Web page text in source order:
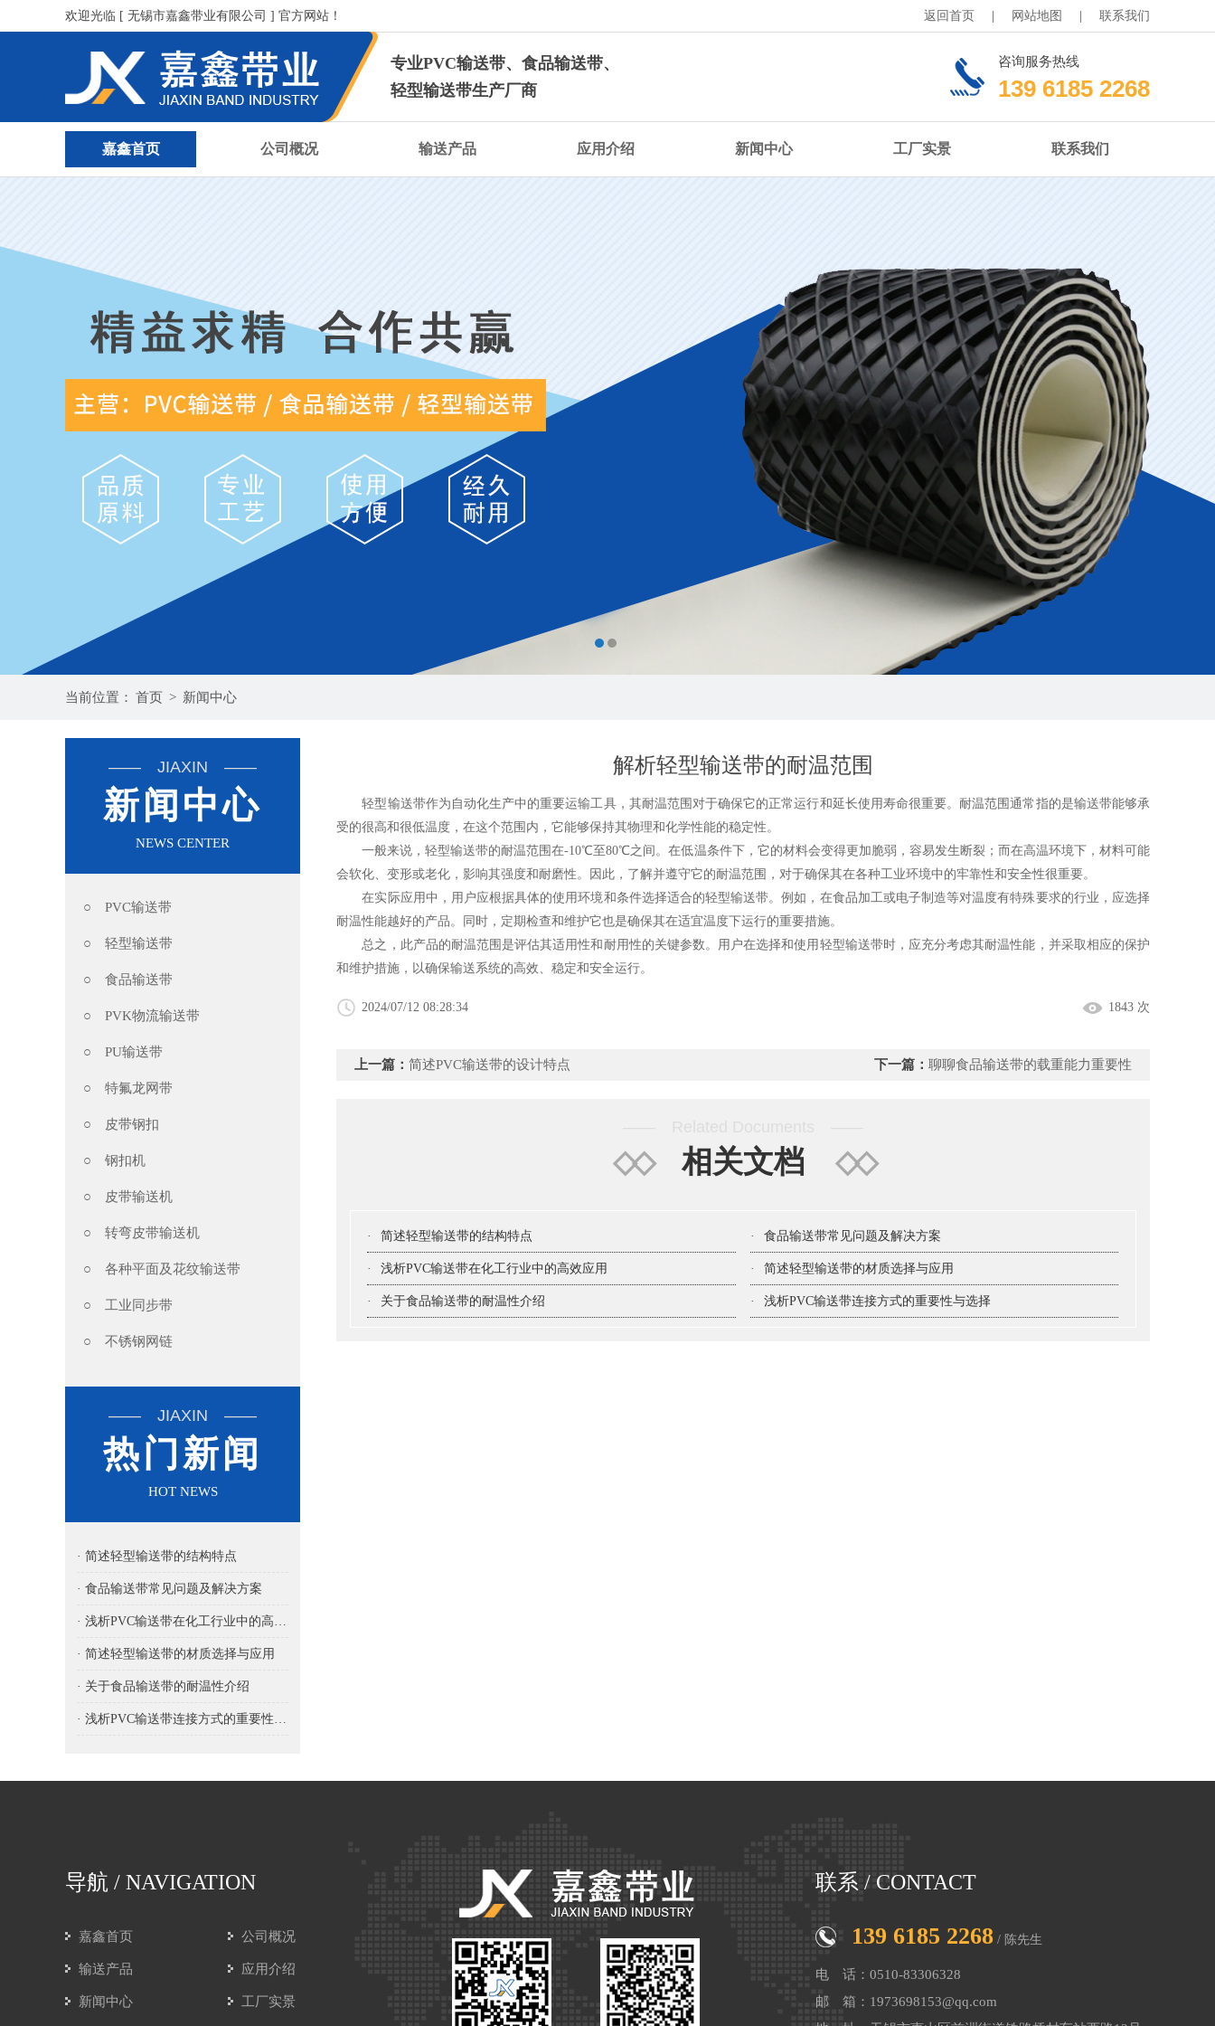
欢迎光临 [ 无锡市嘉鑫带业有限公司 ] 官方网站！ 返回首页 网站地图 联系我们
专业PVC输送带、食品输送带、
轻型输送带生产厂商
咨询服务热线
139 6185 2268
嘉鑫首页 公司概况 输送产品 应用介绍 新闻中心 工厂实景 联系我们
当前位置： 首页 > 新闻中心
—— JIAXIN ——
新闻中心
NEWS CENTER
○ PVC输送带
○ 轻型输送带
○ 食品输送带
○ PVK物流输送带
○ PU输送带
○ 特氟龙网带
○ 皮带钢扣
○ 钢扣机
○ 皮带输送机
○ 转弯皮带输送机
○ 各种平面及花纹输送带
○ 工业同步带
○ 不锈钢网链
—— JIAXIN ——
热门新闻
HOT NEWS
· 简述轻型输送带的结构特点
· 食品输送带常见问题及解决方案
· 浅析PVC输送带在化工行业中的高效应用
· 简述轻型输送带的材质选择与应用
· 关于食品输送带的耐温性介绍
· 浅析PVC输送带连接方式的重要性与选择
解析轻型输送带的耐温范围
轻型输送带作为自动化生产中的重要运输工具，其耐温范围对于确保它的正常运行和延长使用寿命很重要。耐温范围通常指的是输送带能够承
受的很高和很低温度，在这个范围内，它能够保持其物理和化学性能的稳定性。
一般来说，轻型输送带的耐温范围在-10℃至80℃之间。在低温条件下，它的材料会变得更加脆弱，容易发生断裂；而在高温环境下，材料可能
会软化、变形或老化，影响其强度和耐磨性。因此，了解并遵守它的耐温范围，对于确保其在各种工业环境中的牢靠性和安全性很重要。
在实际应用中，用户应根据具体的使用环境和条件选择适合的轻型输送带。例如，在食品加工或电子制造等对温度有特殊要求的行业，应选择
耐温性能越好的产品。同时，定期检查和维护它也是确保其在适宜温度下运行的重要措施。
总之，此产品的耐温范围是评估其适用性和耐用性的关键参数。用户在选择和使用轻型输送带时，应充分考虑其耐温性能，并采取相应的保护
和维护措施，以确保输送系统的高效、稳定和安全运行。
2024/07/12 08:28:34 1843 次
上一篇： 简述PVC输送带的设计特点 下一篇： 聊聊食品输送带的载重能力重要性
◇◇相关文档 ◇◇
· 简述轻型输送带的结构特点 · 食品输送带常见问题及解决方案
· 浅析PVC输送带在化工行业中的高效应用 · 简述轻型输送带的材质选择与应用
· 关于食品输送带的耐温性介绍 · 浅析PVC输送带连接方式的重要性与选择
导航 / NAVIGATION
嘉鑫首页 公司概况
输送产品 应用介绍
新闻中心 工厂实景
联系/ CONTACT
139 6185 2268 / 陈先生
电 话：0510-83306328
邮 箱：1973698153@qq.com